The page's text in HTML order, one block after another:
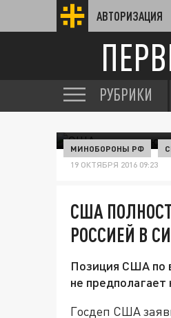
АВТОРИЗАЦИЯ
РУБРИКИ
МИНОБОРОНЫ РФ
19 ОКТЯБРЯ 2016 09:23
США
РОССИЕЙ В
Позиция США по
не
Госдеп США